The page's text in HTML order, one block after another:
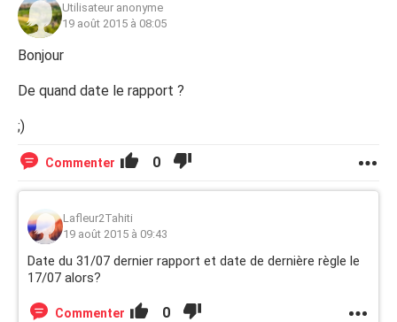
Utilisateur anonyme
19 août 2015 à 08:05
Bonjour
De quand date le rapport ?
;)
Commenter 0
Lafleur2Tahiti
19 août 2015 à 09:43
Date du 31/07 dernier rapport et date de dernière règle le
17/07 alors?
Commenter 0